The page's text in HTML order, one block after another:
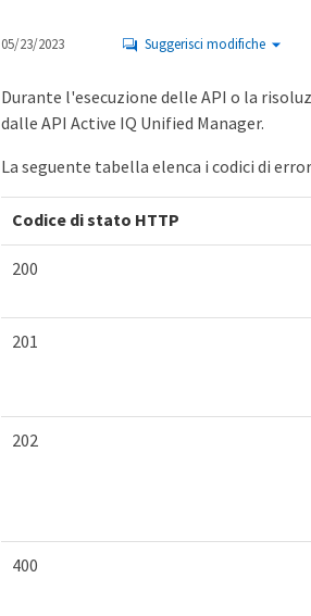
05/23/2023 Suggerisci modifiche
Durante l'esecuzione delle API o la
dalle API Active IQ Unified Manager.
La seguente tabella elenca i codici di
Codice di stato HTTP
200
201
202
400